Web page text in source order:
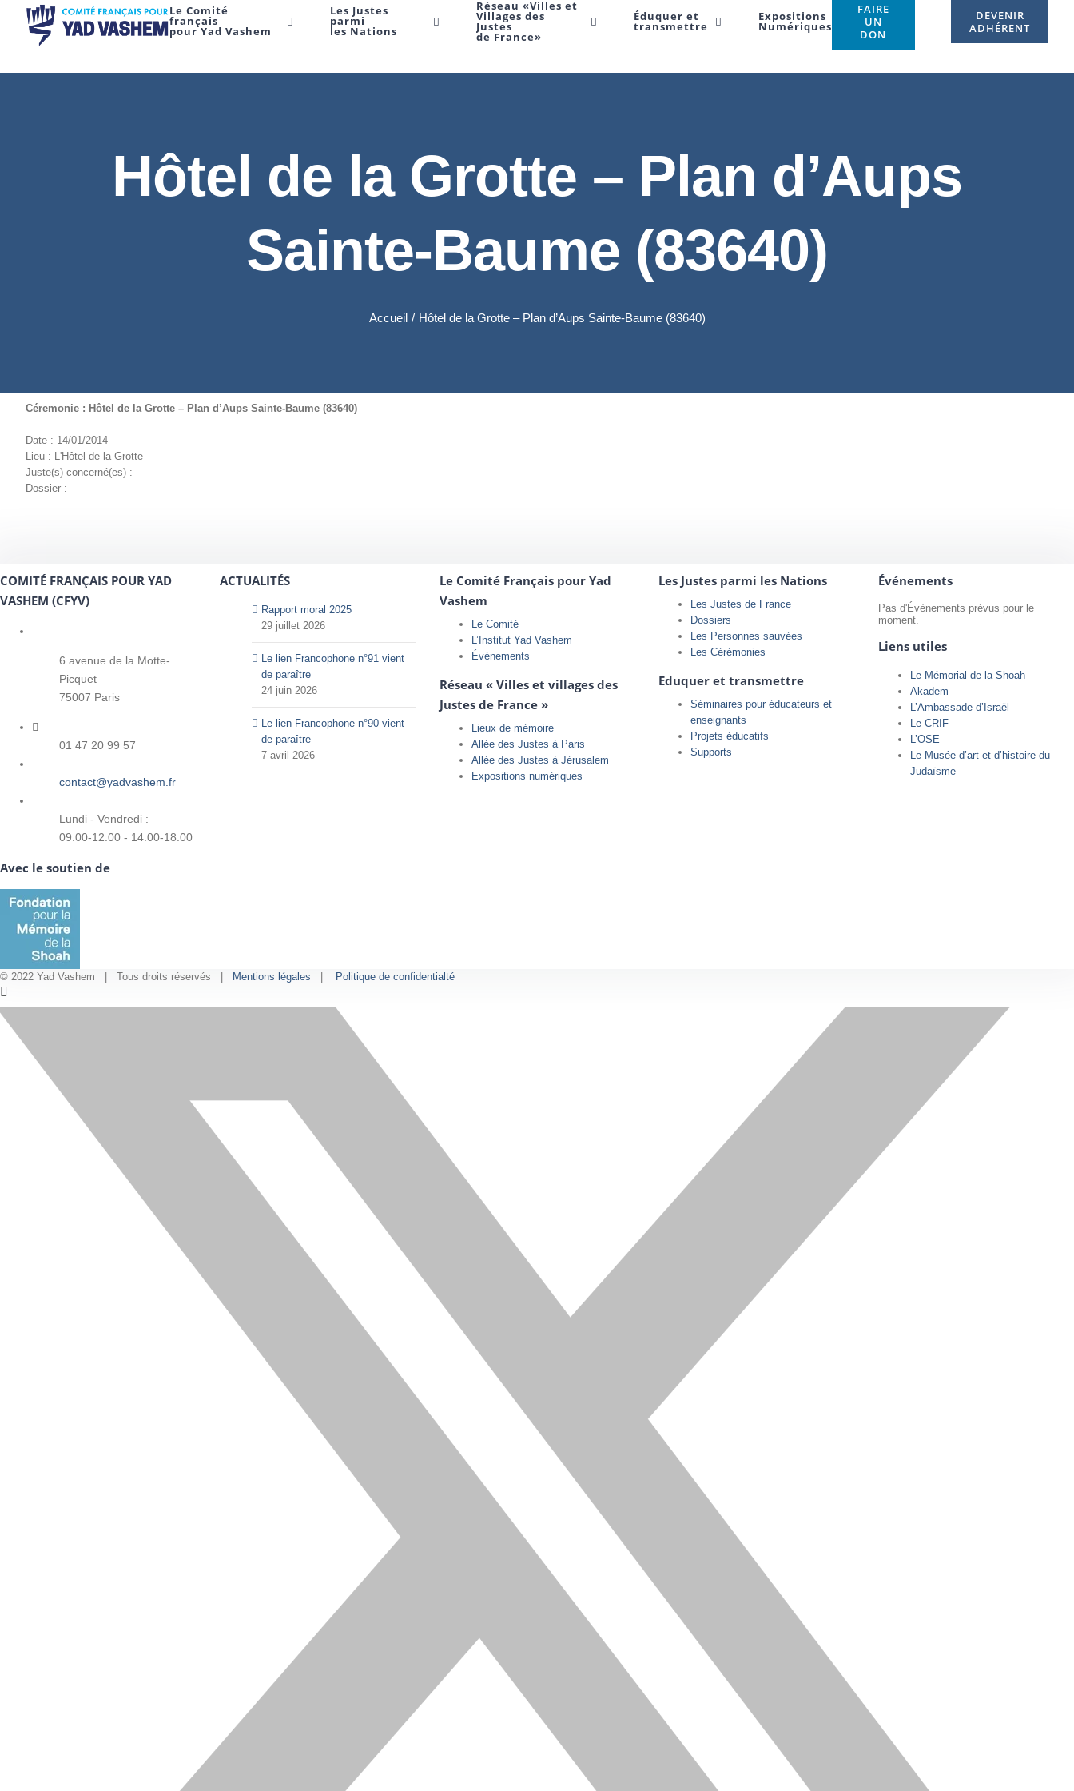
Le Comité
français
pour Yad Vashem
Les Justes
parmi
les Nations
Réseau «Villes et
Villages des
Justes
de France»
Éduquer et
transmettre
Expositions
Numériques
FAIRE
UN
DON
DEVENIR
ADHÉRENT
Hôtel de la Grotte – Plan d’Aups
Sainte-Baume (83640)
Accueil / Hôtel de la Grotte – Plan d’Aups Sainte-Baume (83640)
Céremonie : Hôtel de la Grotte – Plan d’Aups Sainte-Baume (83640)
Date : 14/01/2014
Lieu : L'Hôtel de la Grotte
Juste(s) concerné(es) :
Dossier :
COMITÉ FRANÇAIS POUR YAD
VASHEM (CFYV)
6 avenue de la Motte-
Picquet
75007 Paris
01 47 20 99 57
contact@yadvashem.fr
Lundi - Vendredi :
09:00-12:00 - 14:00-18:00
Avec le soutien de
ACTUALITÉS
Rapport moral 2025
29 juillet 2026
Le lien Francophone n°91 vient
de paraître
24 juin 2026
Le lien Francophone n°90 vient
de paraître
7 avril 2026
Le Comité Français pour Yad
Vashem
Le Comité
L’Institut Yad Vashem
Événements
Réseau « Villes et villages des
Justes de France »
Lieux de mémoire
Allée des Justes à Paris
Allée des Justes à Jérusalem
Expositions numériques
Les Justes parmi les Nations
Les Justes de France
Dossiers
Les Personnes sauvées
Les Cérémonies
Eduquer et transmettre
Séminaires pour éducateurs et
enseignants
Projets éducatifs
Supports
Événements
Pas d'Évènements prévus pour le
moment.
Liens utiles
Le Mémorial de la Shoah
Akadem
L’Ambassade d’Israël
Le CRIF
L’OSE
Le Musée d’art et d’histoire du
Judaïsme
© 2022 Yad Vashem | Tous droits réservés | Mentions légales | Politique de confidentialté
X